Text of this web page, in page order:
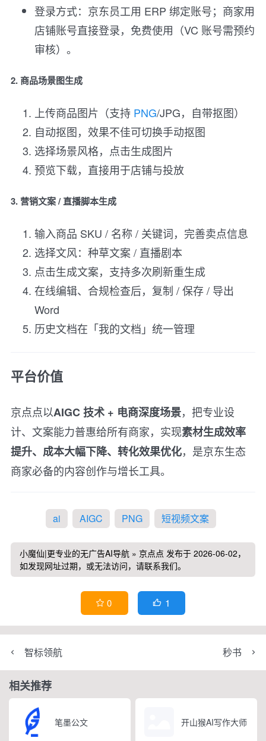
登录方式：京东员工用 ERP 绑定账号；商家用
店铺账号直接登录，免费使用（VC 账号需预约
审核）。
2. 商品场景图生成
上传商品图片（支持 PNG/JPG，自带抠图）
自动抠图，效果不佳可切换手动抠图
选择场景风格，点击生成图片
预览下载，直接用于店铺与投放
3. 营销文案 / 直播脚本生成
输入商品 SKU / 名称 / 关键词，完善卖点信息
选择文风：种草文案 / 直播剧本
点击生成文案，支持多次刷新重生成
在线编辑、合规检查后，复制 / 保存 / 导出
Word
历史文档在「我的文档」统一管理
平台价值
京点点以AIGC 技术 + 电商深度场景，把专业设
计、文案能力普惠给所有商家，实现素材生成效率
提升、成本大幅下降、转化效果优化，是京东生态
商家必备的内容创作与增长工具。
ai AIGC PNG 短视频文案
小魔仙|更专业的无广告AI导航 » 京点点 发布于 2026-06-02，
如发现网址过期，或无法访问，请联系我们。
 0  1
智标领航 秒书
相关推荐
笔墨公文 开山猴AI写作大师